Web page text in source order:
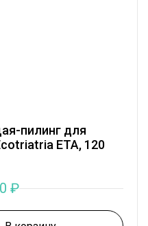
пилинг для
ETA, 120
₽